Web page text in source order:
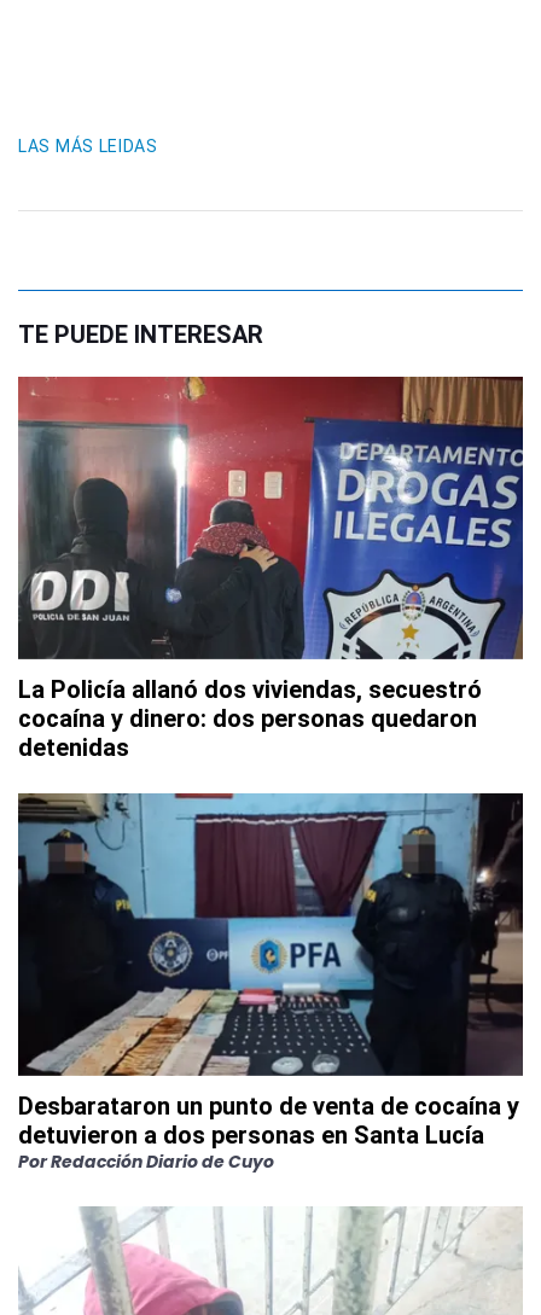
LAS MÁS LEIDAS
TE PUEDE INTERESAR
La Policía allanó dos viviendas, secuestró
cocaína y dinero: dos personas quedaron
detenidas
Desbarataron un punto de venta de cocaína y
detuvieron a dos personas en Santa Lucía
PorRedacción Diario de Cuyo